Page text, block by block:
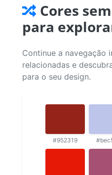
Cores
para
Continue a navegação
relacionadas e
para o seu design.
#952319